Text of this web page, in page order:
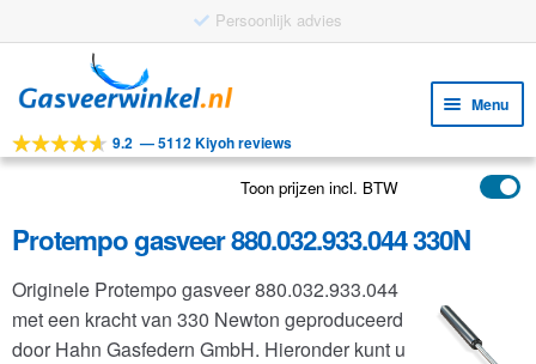
Persoonlijk advies
door
navigatie
naar
inhoud
Menu
Tools
Toepassingen
Klantenservice
FAQ
9.2 —5112 Kiyoh reviews
Toon prijzen incl. BTW
Protempo gasveer 880.032.933.044 330N
Originele Protempo gasveer 880.032.933.044
met een kracht van 330 Newton geproduceerd
door Hahn Gasfedern GmbH. Hieronder kunt u